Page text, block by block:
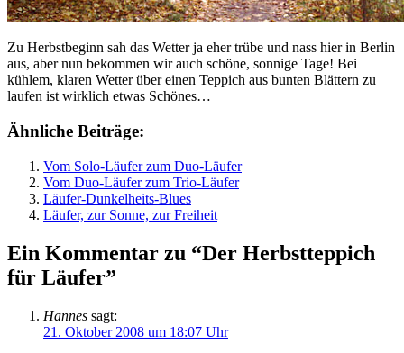
Zu Herbstbeginn sah das Wetter ja eher trübe und nass hier in Berlin
aus, aber nun bekommen wir auch schöne, sonnige Tage! Bei
kühlem, klaren Wetter über einen Teppich aus bunten Blättern zu
laufen ist wirklich etwas Schönes…
Ähnliche Beiträge:
Vom Solo-Läufer zum Duo-Läufer
Vom Duo-Läufer zum Trio-Läufer
Läufer-Dunkelheits-Blues
Läufer, zur Sonne, zur Freiheit
Ein Kommentar zu “Der Herbstteppich
für Läufer”
Hannes sagt:
21. Oktober 2008 um 18:07 Uhr